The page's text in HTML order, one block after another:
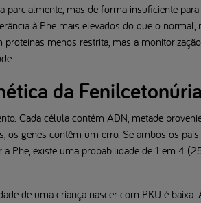
mas de forma insuficiente
à Phe mais elevados do que o
menos restrita, mas a
da
Cada célula contém ADN, metade
os genes contêm um erro. Se ambos os
Phe, existe uma probabilidade de 1 em 4
de uma criança nascer com PKU é